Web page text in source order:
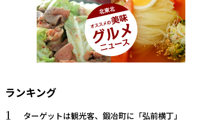
ランキング
ターゲットは観光客、鍛冶町に「弘前横丁」